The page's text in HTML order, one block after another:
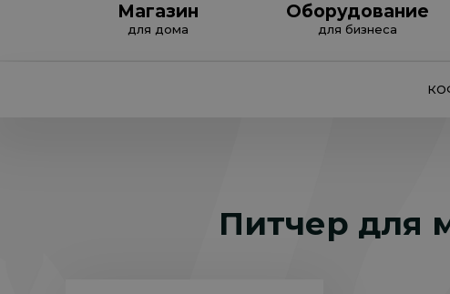
Магазин
для дома
Оборудование
для бизнеса
Питчер для